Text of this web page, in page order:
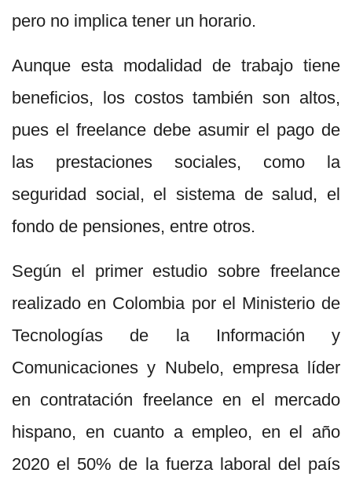
pero no implica tener un horario.
Aunque esta modalidad de trabajo tiene
beneficios, los costos también son altos,
pues el freelance debe asumir el pago de
las prestaciones sociales, como la
seguridad social, el sistema de salud, el
fondo de pensiones, entre otros.
Según el primer estudio sobre freelance
realizado en Colombia por el Ministerio de
Tecnologías de la Información y
Comunicaciones y Nubelo, empresa líder
en contratación freelance en el mercado
hispano, en cuanto a empleo, en el año
2020 el 50% de la fuerza laboral del país